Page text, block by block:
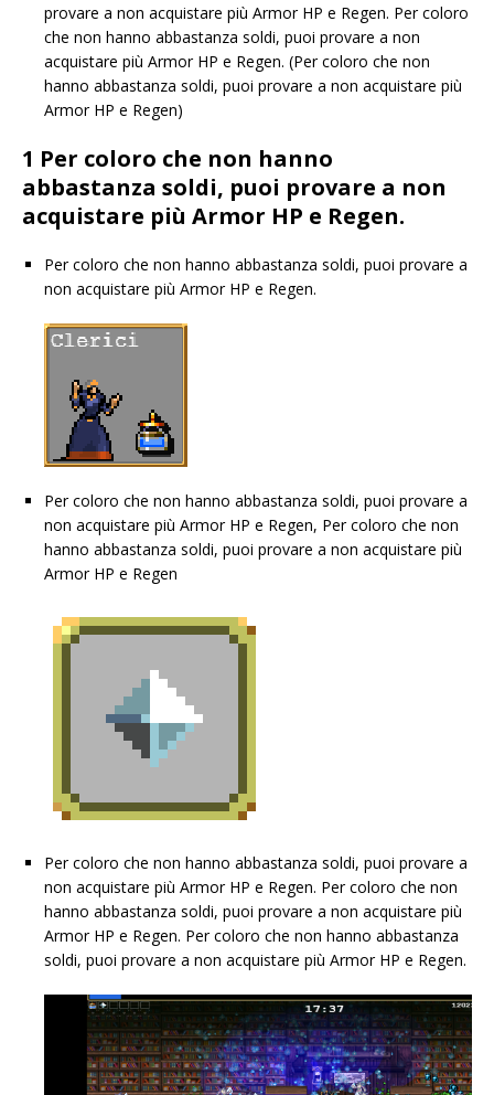
provare a non acquistare più Armor HP e Regen. Per coloro
che non hanno abbastanza soldi, puoi provare a non
acquistare più Armor HP e Regen. (Per coloro che non
hanno abbastanza soldi, puoi provare a non acquistare più
Armor HP e Regen)
1 Per coloro che non hanno
abbastanza soldi, puoi provare a non
acquistare più Armor HP e Regen.
Per coloro che non hanno abbastanza soldi, puoi provare a
non acquistare più Armor HP e Regen.
Per coloro che non hanno abbastanza soldi, puoi provare a
non acquistare più Armor HP e Regen, Per coloro che non
hanno abbastanza soldi, puoi provare a non acquistare più
Armor HP e Regen
Per coloro che non hanno abbastanza soldi, puoi provare a
non acquistare più Armor HP e Regen. Per coloro che non
hanno abbastanza soldi, puoi provare a non acquistare più
Armor HP e Regen. Per coloro che non hanno abbastanza
soldi, puoi provare a non acquistare più Armor HP e Regen.